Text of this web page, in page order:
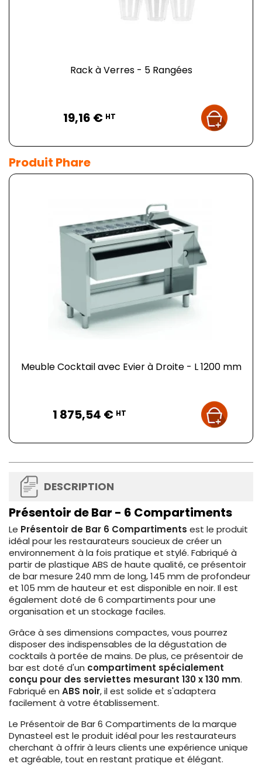
Rack à Verres - 5 Rangées
19,16 € HT
Produit Phare
Meuble Cocktail avec Evier à Droite - L 1200 mm
1 875,54 € HT
DESCRIPTION
Présentoir de Bar - 6 Compartiments
Le Présentoir de Bar 6 Compartiments est le produit
idéal pour les restaurateurs soucieux de créer un
environnement à la fois pratique et stylé. Fabriqué à
partir de plastique ABS de haute qualité, ce présentoir
de bar mesure 240 mm de long, 145 mm de profondeur
et 105 mm de hauteur et est disponible en noir. Il est
également doté de 6 compartiments pour une
organisation et un stockage faciles.
Grâce à ses dimensions compactes, vous pourrez
disposer des indispensables de la dégustation de
cocktails à portée de mains. De plus, ce présentoir de
bar est doté d'un compartiment spécialement
conçu pour des serviettes mesurant 130 x 130 mm.
Fabriqué en ABS noir, il est solide et s'adaptera
facilement à votre établissement.
Le Présentoir de Bar 6 Compartiments de la marque
Dynasteel est le produit idéal pour les restaurateurs
cherchant à offrir à leurs clients une expérience unique
et agréable, tout en restant pratique et élégant.